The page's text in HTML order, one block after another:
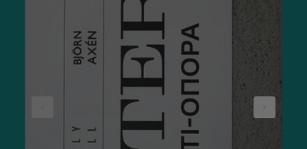
Уходовая косметика не только оказывает лечебный
эффект, но и выполняет функции декоративной, так как
может содержать пигмент.
Магазин SISTERS предлагает купить средства по уходу за
губами с последующим самовывозом в городах Львов и
Ровно. При необходимости наши менеджеры свяжутся
Средства для ухода за кожей губ:
Существует 3 этапа ухода за кожей губ: